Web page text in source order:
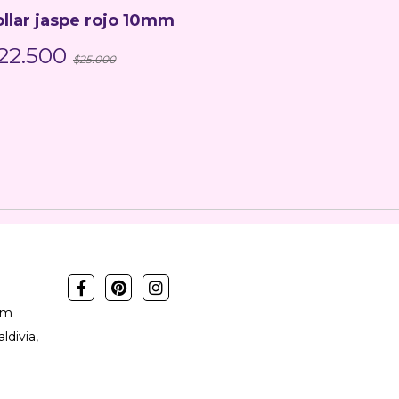
jaspe rojo 10mm
$25.000